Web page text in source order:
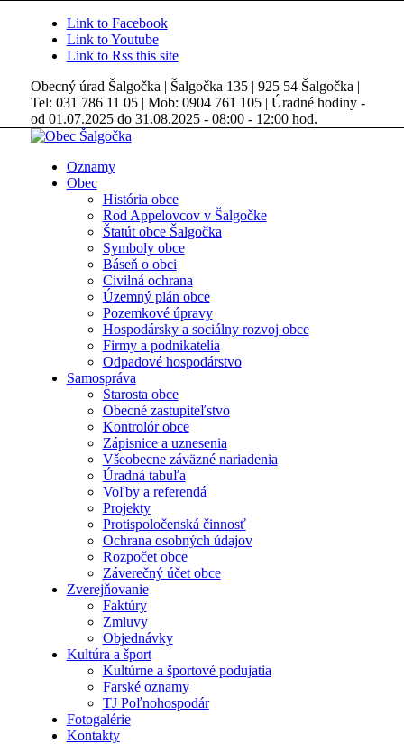
Link to Facebook
Link to Youtube
Link to Rss this site
Obecný úrad Šalgočka | Šalgočka 135 | 925 54 Šalgočka |
Tel: 031 786 11 05 | Mob: 0904 761 105 | Úradné hodiny -
od 01.07.2025 do 31.08.2025 - 08:00 - 12:00 hod.
Oznamy
Obec
História obce
Rod Appelovcov v Šalgočke
Štatút obce Šalgočka
Symboly obce
Báseň o obci
Civilná ochrana
Územný plán obce
Pozemkové úpravy
Hospodársky a sociálny rozvoj obce
Firmy a podnikatelia
Odpadové hospodárstvo
Samospráva
Starosta obce
Obecné zastupiteľstvo
Kontrolór obce
Zápisnice a uznesenia
Všeobecne záväzné nariadenia
Úradná tabuľa
Voľby a referendá
Projekty
Protispoločenská činnosť
Ochrana osobných údajov
Rozpočet obce
Záverečný účet obce
Zverejňovanie
Faktúry
Zmluvy
Objednávky
Kultúra a šport
Kultúrne a športové podujatia
Farské oznamy
TJ Poľnohospodár
Fotogalérie
Kontakty